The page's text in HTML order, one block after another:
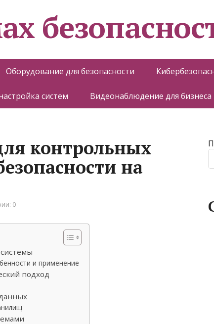
Оборудование для безопасности
систем Видеонаблюдение для бизнеса
контрольных
на
0
и применение
подход